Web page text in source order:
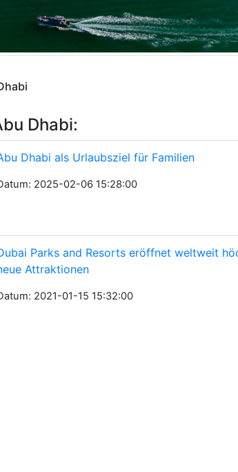
Dhabi:
Dhabi als Urlaubsziel für Familien
2025-02-06 15:28:00
Parks and Resorts eröffnet weltweit
Attraktionen
2021-01-15 15:32:00